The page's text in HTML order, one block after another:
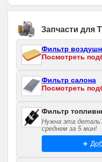
Запчасти для
Фильтр
Посмотреть
Фильтр салона
Посмотреть
Фильтр
Нужна эта
среднем за 5 мин!